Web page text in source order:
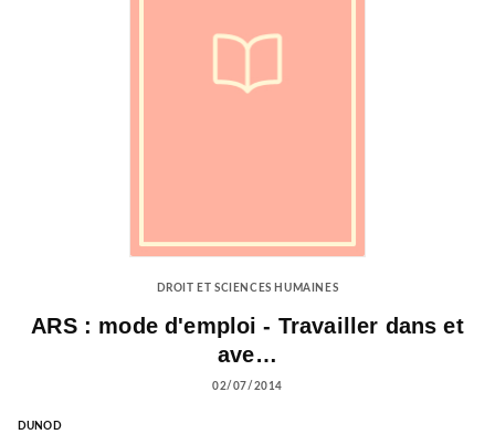
DROIT ET SCIENCES HUMAINES
ARS : mode d'emploi - Travailler dans et
ave…
02/07/2014
DUNOD